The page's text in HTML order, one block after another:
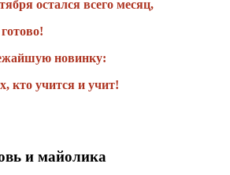
остался всего месяц,
новинку:
кто учится и учит!
и майолика